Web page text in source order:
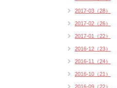
2017-03（28）
2017-02（26）
2017-01（22）
2016-12（23）
2016-11（24）
2016-10（21）
2016-09（22）